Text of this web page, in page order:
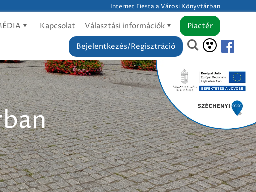
Internet Fiesta a Városi Könyvtárban
Kapcsolat Választási információk
Piactér
Bejelentkezés/Regisztráció